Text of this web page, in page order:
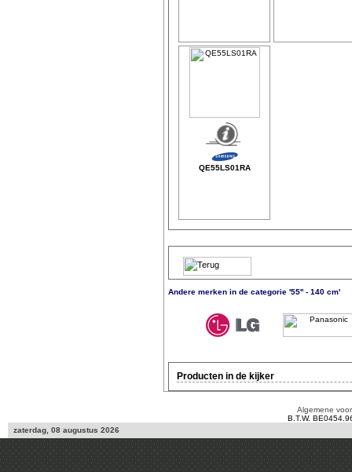
QE55LS01RA
Andere merken in de categorie '55'' - 140 cm'
Producten in de kijker
Algemene
B.T.W.
zaterdag, 08 augustus 2026